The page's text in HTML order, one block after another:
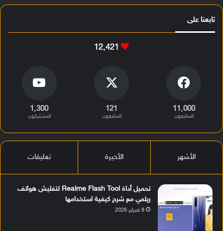
تابعنا على
12٬421
11٬000
المتابعون
121
المتابعون
1٬300
المشتركون
الأشهر الأخيرة تعليقات
تحميل أداة Realme Flash Tool لتفليش هواتف
ريلمي مع شرح كيفية استخدامها
8 فبراير 2026